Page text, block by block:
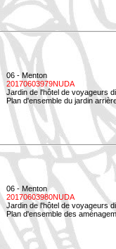
06 - Menton
20170603979NUDA
Jardin de l'hôtel de voyageurs
Plan d'ensemble du jardin
06 - Menton
20170603980NUDA
Jardin de l'hôtel de voyageurs
Plan d'ensemble des